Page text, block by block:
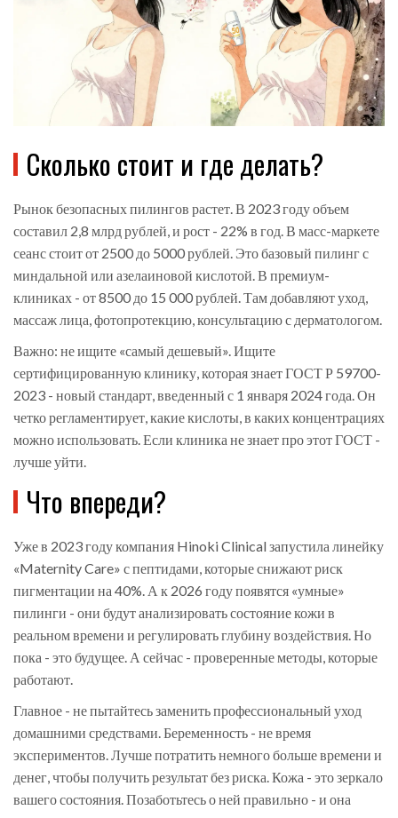
Сколько стоит и где делать?
Рынок безопасных пилингов растет. В 2023 году объем
составил 2,8 млрд рублей, и рост - 22% в год. В масс-маркете
сеанс стоит от 2500 до 5000 рублей. Это базовый пилинг с
миндальной или азелаиновой кислотой. В премиум-
клиниках - от 8500 до 15 000 рублей. Там добавляют уход,
массаж лица, фотопротекцию, консультацию с дерматологом.
Важно: не ищите «самый дешевый». Ищите
сертифицированную клинику, которая знает ГОСТ Р 59700-
2023 - новый стандарт, введенный с 1 января 2024 года. Он
четко регламентирует, какие кислоты, в каких концентрациях
можно использовать. Если клиника не знает про этот ГОСТ -
лучше уйти.
Что впереди?
Уже в 2023 году компания Hinoki Clinical запустила линейку
«Maternity Care» с пептидами, которые снижают риск
пигментации на 40%. А к 2026 году появятся «умные»
пилинги - они будут анализировать состояние кожи в
реальном времени и регулировать глубину воздействия. Но
пока - это будущее. А сейчас - проверенные методы, которые
работают.
Главное - не пытайтесь заменить профессиональный уход
домашними средствами. Беременность - не время
экспериментов. Лучше потратить немного больше времени и
денег, чтобы получить результат без риска. Кожа - это зеркало
вашего состояния. Позаботьтесь о ней правильно - и она